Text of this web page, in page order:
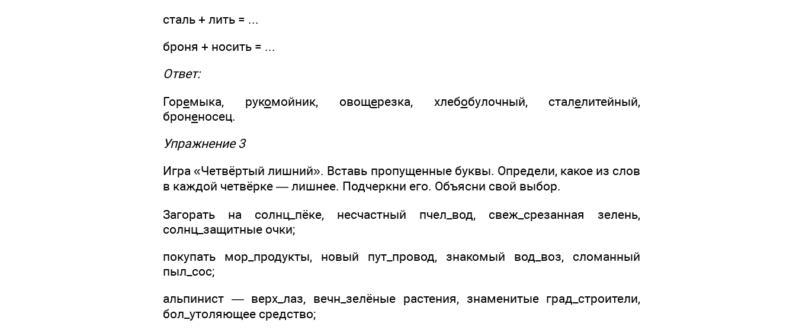
сталь + лить = ...
броня + носить = ...
Ответ:
Горемыка, рукомойник, овощерезка, хлебобулочный, сталелитейный,
броненосец.
Упражнение 3
Игра «Четвёртый лишний». Вставь пропущенные буквы. Определи, какое из слов
в каждой четвёрке — лишнее. Подчеркни его. Объясни свой выбор.
Загорать на солнц_пёке, несчастный пчел_вод, свеж_срезанная зелень,
солнц_защитные очки;
покупать мор_продукты, новый пут_провод, знакомый вод_воз, сломанный
пыл_сос;
альпинист — верх_лаз, вечн_зелёные растения, знаменитые град_строители,
бол_утоляющее средство;